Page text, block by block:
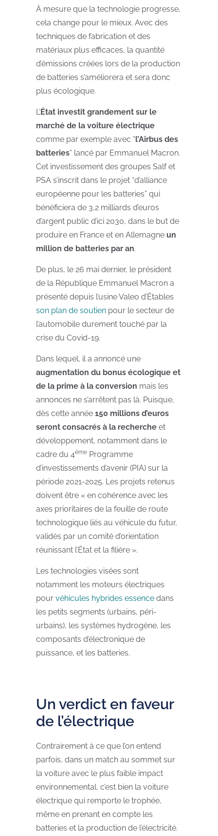
À mesure que la technologie progresse,
cela change pour le mieux. Avec des
techniques de fabrication et des
matériaux plus efficaces, la quantité
d’émissions créées lors de la production
de batteries s’améliorera et sera donc
plus écologique.
L’État investit grandement sur le
marché de la voiture électrique
comme par exemple avec “l’Airbus des
batteries” lancé par Emmanuel Macron.
Cet investissement des groupes Salf et
PSA s’inscrit dans le projet “d’alliance
européenne pour les batteries” qui
bénéficiera de 3,2 milliards d’euros
d’argent public d’ici 2030, dans le but de
produire en France et en Allemagne un
million de batteries par an.
De plus, le 26 mai dernier, le président
de la République Emmanuel Macron a
présenté depuis l’usine Valeo d’Étables
son plan de soutien pour le secteur de
l’automobile durement touché par la
crise du Covid-19.
Dans lequel, il a annoncé une
augmentation du bonus écologique et
de la prime à la conversion mais les
annonces ne s’arrêtent pas là. Puisque,
dès cette année 150 millions d’euros
seront consacrés à la recherche et
développement, notamment dans le
cadre du 4ème Programme
d’investissements d’avenir (PIA) sur la
période 2021-2025. Les projets retenus
doivent être « en cohérence avec les
axes prioritaires de la feuille de route
technologique liés au véhicule du futur,
validés par un comité d’orientation
réunissant l’État et la filière ».
Les technologies visées sont
notamment les moteurs électriques
pour véhicules hybrides essence dans
les petits segments (urbains, péri-
urbains), les systèmes hydrogène, les
composants d’électronique de
puissance, et les batteries.
Un verdict en faveur
de l’électrique
Contrairement à ce que l’on entend
parfois, dans un match au sommet sur
la voiture avec le plus faible impact
environnemental, c’est bien la voiture
électrique qui remporte le trophée,
même en prenant en compte les
batteries et la production de l’électricité.